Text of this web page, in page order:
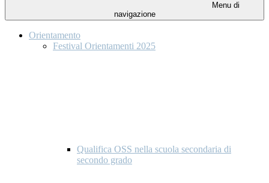
Menu di
navigazione
Orientamento
Festival Orientamenti 2025
Qualifica OSS nella scuola secondaria di
secondo grado